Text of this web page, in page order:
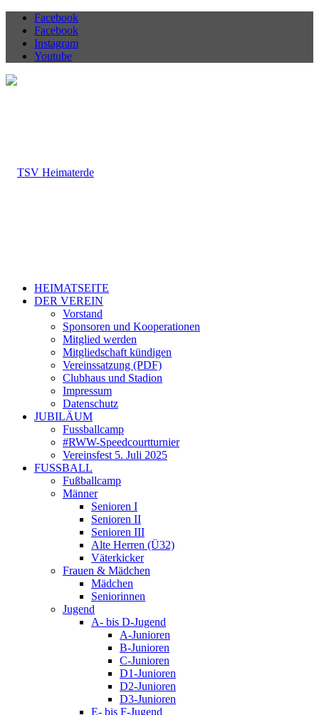
Facebook
Facebook
Instagram
Youtube
HEIMATSEITE
DER VEREIN
Vorstand
Sponsoren und Kooperationen
Mitglied werden
Mitgliedschaft kündigen
Vereinssatzung (PDF)
Clubhaus und Stadion
Impressum
Datenschutz
JUBILÄUM
Fussballcamp
#RWW-Speedcourtturnier
Vereinsfest 5. Juli 2025
FUSSBALL
Fußballcamp
Männer
Senioren I
Senioren II
Senioren III
Alte Herren (Ü32)
Väterkicker
Frauen & Mädchen
Mädchen
Seniorinnen
Jugend
A- bis D-Jugend
A-Junioren
B-Junioren
C-Junioren
D1-Junioren
D2-Junioren
D3-Junioren
E- bis F-Jugend